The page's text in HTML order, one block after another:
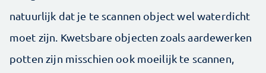
natuurlijk dat je te scannen object wel waterdicht
moet zijn. Kwetsbare objecten zoals aardewerken
potten zijn misschien ook moeilijk te scannen,